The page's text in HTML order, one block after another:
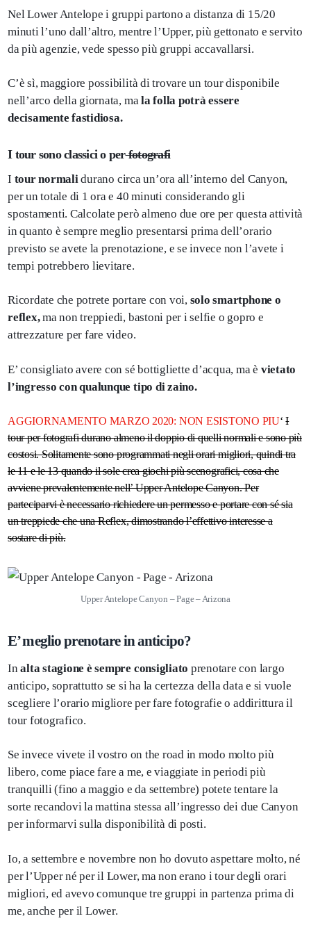
Nel Lower Antelope i gruppi partono a distanza di 15/20
minuti l’uno dall’altro, mentre l’Upper, più gettonato e servito
da più agenzie, vede spesso più gruppi accavallarsi.
C’è sì, maggiore possibilità di trovare un tour disponibile
nell’arco della giornata, mala folla potrà essere
decisamente fastidiosa.
I tour sono classici o perfotografi
I tour normalidurano circa un’ora all’interno del Canyon,
per un totale di 1 ora e 40 minuti considerando gli
spostamenti. Calcolate però almeno due ore per questa attività
in quanto è sempre meglio presentarsi prima dell’orario
previsto se avete la prenotazione, e se invece non l’avete i
tempi potrebbero lievitare.
Ricordate che potrete portare con voi, solo smartphone o
reflex,ma non treppiedi, bastoni per i selfie o gopro e
attrezzature per fare video.
E’ consigliato avere con sé bottigliette d’acqua, ma è vietato
l’ingresso con qualunque tipo di zaino.
AGGIORNAMENTO MARZO 2020: NON ESISTONO PIU‘I
tour per fotografi durano almeno il doppio di quelli normali e sono più
costosi. Solitamente sono programmati negli orari migliori, quindi tra
le 11 e le 13 quando il sole crea giochi più scenografici, cosa che
avviene prevalentemente nell’ Upper Antelope Canyon. Per
parteciparvi è necessario richiedere un permesso e portare con sé sia
un treppiede che una Reflex, dimostrando l’effettivo interesse a
sostare di più.
Upper Antelope Canyon – Page – Arizona
E’ meglio prenotare in anticipo?
Inalta stagione è sempre consigliato prenotare con largo
anticipo, soprattutto se si ha la certezza della data e si vuole
scegliere l’orario migliore per fare fotografie o addirittura il
tour fotografico.
Se invece vivete il vostro on the road in modo molto più
libero, come piace fare a me, e viaggiate in periodi più
tranquilli (fino a maggio e da settembre) potete tentare la
sorte recandovi la mattina stessa all’ingresso dei due Canyon
per informarvi sulla disponibilità di posti.
Io, a settembre e novembre non ho dovuto aspettare molto, né
per l’Upper né per il Lower, ma non erano i tour degli orari
migliori, ed avevo comunque tre gruppi in partenza prima di
me, anche per il Lower.